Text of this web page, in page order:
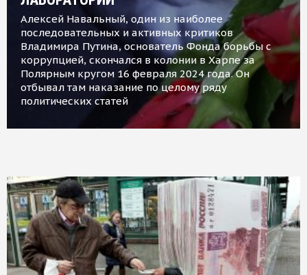
Алексей Навальный, один из наиболее
последовательных и активных критиков
Владимира Путина, основатель Фонда борьбы с
коррупцией, скончался в колонии в Харпе за
Полярным кругом 16 февраля 2024 года. Он
отбывал там наказание по целому ряду
политических статей